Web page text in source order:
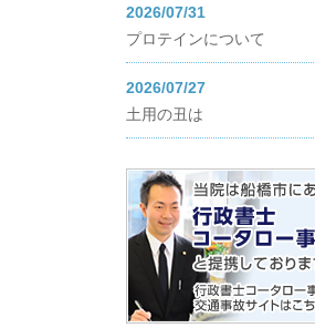
2026/07/31
プロテインについて
2026/07/27
土用の丑は